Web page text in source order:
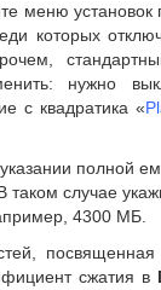
меню установок
которых
нужно
с квадратика «
полной
случае
4300 МБ.
сжатия в